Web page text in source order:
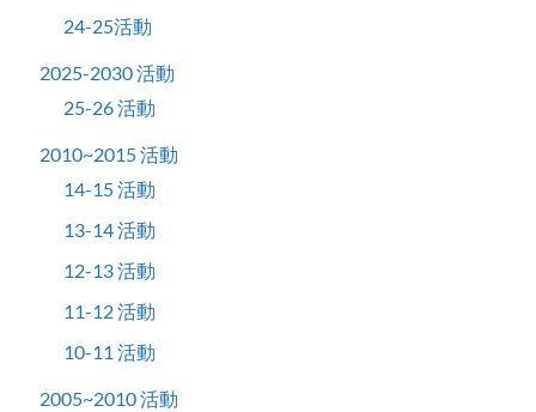
24-25活動
2025-2030 活動
25-26 活動
2010~2015 活動
14-15 活動
13-14 活動
12-13 活動
11-12 活動
10-11 活動
2005~2010 活動